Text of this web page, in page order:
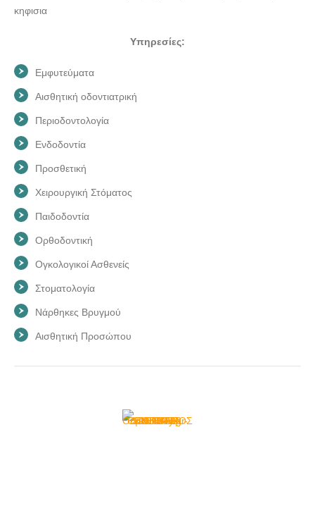
κηφισια
Υπηρεσίες:
Εμφυτεύματα
Αισθητική οδοντιατρική
Περιοδοντολογία
Ενδοδοντία
Προσθετική
Χειρουργική Στόματος
Παιδοδοντία
Ορθοδοντική
Ογκολογικοί Ασθενείς
Στοματολογία
Νάρθηκες Βρυγμού
Αισθητική Προσώπου